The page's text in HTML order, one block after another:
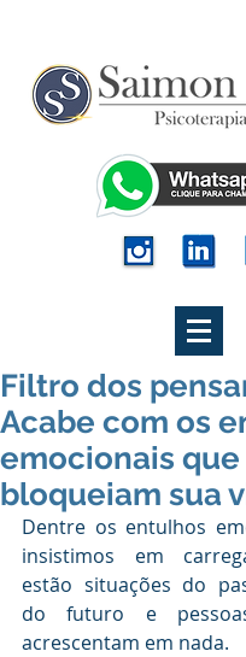
Filtro dos
Acabe com os
emocionais que
bloqueiam sua
Dentre os entulhos
insistimos em
estão situações do
do futuro e
acrescentam em nada.